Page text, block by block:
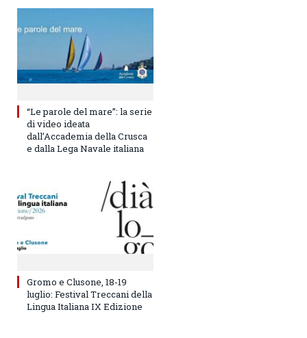
“Le parole del mare”: la serie
di video ideata
dall’Accademia della Crusca
e dalla Lega Navale italiana
Gromo e Clusone, 18-19
luglio: Festival Treccani della
Lingua Italiana IX Edizione